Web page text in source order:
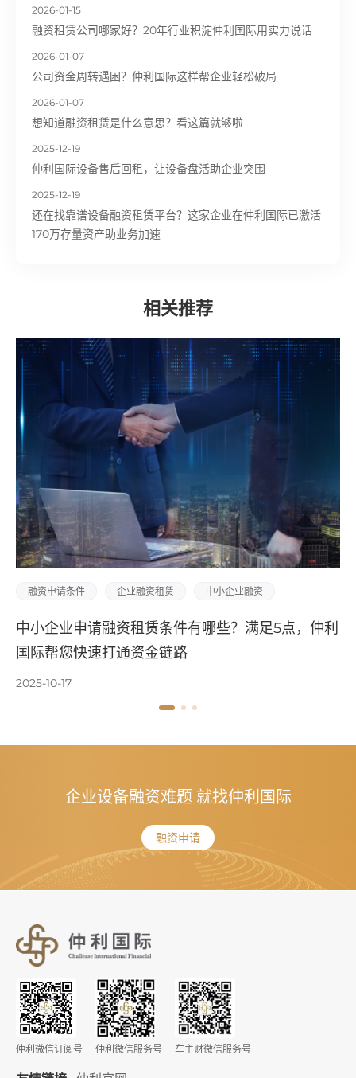
2026-01-15
融资租赁公司哪家好？20年行业积淀仲利国际用实力说话
2026-01-07
公司资金周转遇困？仲利国际这样帮企业轻松破局
2026-01-07
想知道融资租赁是什么意思？看这篇就够啦
2025-12-19
仲利国际设备售后回租，让设备盘活助企业突围
2025-12-19
还在找靠谱设备融资租赁平台？这家企业在仲利国际已激活
170万存量资产助业务加速
相关推荐
点，仲利
融资租赁模式 设备融资租赁
CNC设备融资租赁怎么申请？仲利国际2
式激活企业增长动能
企业设备融资难题 就找仲利国际
融资申请
仲利微信订阅号 仲利微信服务号 车主财微信服务号